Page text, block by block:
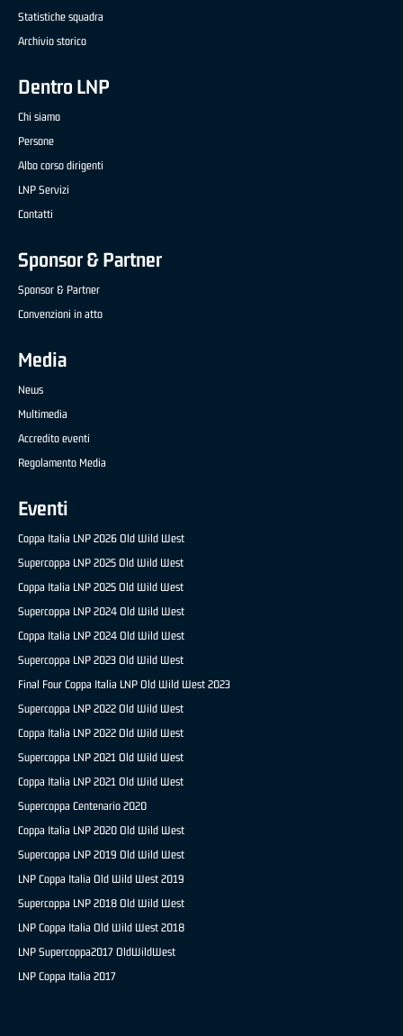
Statistiche squadra
Archivio storico
Dentro LNP
Chi siamo
Persone
Albo corso dirigenti
LNP Servizi
Contatti
Sponsor & Partner
Sponsor & Partner
Convenzioni in atto
Media
News
Multimedia
Accredito eventi
Regolamento Media
Eventi
Coppa Italia LNP 2026 Old Wild West
Supercoppa LNP 2025 Old Wild West
Coppa Italia LNP 2025 Old Wild West
Supercoppa LNP 2024 Old Wild West
Coppa Italia LNP 2024 Old Wild West
Supercoppa LNP 2023 Old Wild West
Final Four Coppa Italia LNP Old Wild West 2023
Supercoppa LNP 2022 Old Wild West
Coppa Italia LNP 2022 Old Wild West
Supercoppa LNP 2021 Old Wild West
Coppa Italia LNP 2021 Old Wild West
Supercoppa Centenario 2020
Coppa Italia LNP 2020 Old Wild West
Supercoppa LNP 2019 Old Wild West
LNP Coppa Italia Old Wild West 2019
Supercoppa LNP 2018 Old Wild West
LNP Coppa Italia Old Wild West 2018
LNP Supercoppa2017 OldWildWest
LNP Coppa Italia 2017